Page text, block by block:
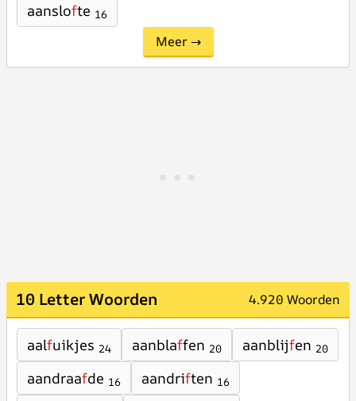
aanslofte 16
Meer →
10 Letter Woorden 4.920 Woorden
aalfuikjes 24 aanblaffen 20 aanblijfen 20
aandraafde 16 aandriften 16